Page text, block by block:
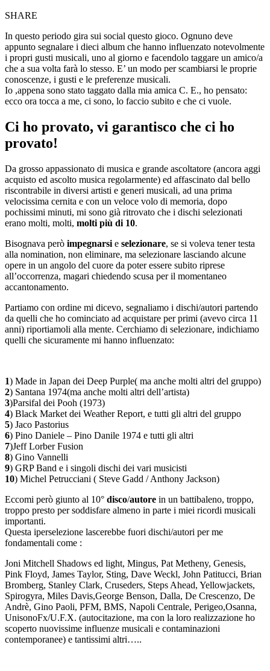
SHARE
In questo periodo gira sui social questo gioco. Ognuno deve
appunto segnalare i dieci album che hanno influenzato notevolmente
i propri gusti musicali, uno al giorno e facendolo taggare un amico/a
che a sua volta farà lo stesso. E’ un modo per scambiarsi le proprie
conoscenze, i gusti e le preferenze musicali.
Io ,appena sono stato taggato dalla mia amica C. E., ho pensato:
ecco ora tocca a me, ci sono, lo faccio subito e che ci vuole.
Ci ho provato, vi garantisco che ci ho
provato!
Da grosso appassionato di musica e grande ascoltatore (ancora aggi
acquisto ed ascolto musica regolarmente) ed affascinato dal bello
riscontrabile in diversi artisti e generi musicali, ad una prima
velocissima cernita e con un veloce volo di memoria, dopo
pochissimi minuti, mi sono già ritrovato che i dischi selezionati
erano molti, molti, molti più di 10.
Bisognava però impegnarsi e selezionare, se si voleva tener testa
alla nomination, non eliminare, ma selezionare lasciando alcune
opere in un angolo del cuore da poter essere subito riprese
all’occorrenza, magari chiedendo scusa per il momentaneo
accantonamento.
Partiamo con ordine mi dicevo, segnaliamo i dischi/autori partendo
da quelli che ho cominciato ad acquistare per primi (avevo circa 11
anni) riportiamoli alla mente. Cerchiamo di selezionare, indichiamo
quelli che sicuramente mi hanno influenzato:
1) Made in Japan dei Deep Purple( ma anche molti altri del gruppo)
2) Santana 1974(ma anche molti altri dell’artista)
3)Parsifal dei Pooh (1973)
4) Black Market dei Weather Report, e tutti gli altri del gruppo
5) Jaco Pastorius
6) Pino Daniele – Pino Danile 1974 e tutti gli altri
7)Jeff Lorber Fusion
8) Gino Vannelli
9) GRP Band e i singoli dischi dei vari musicisti
10) Michel Petrucciani ( Steve Gadd / Anthony Jackson)
Eccomi però giunto al 10° disco/autore in un battibaleno, troppo,
troppo presto per soddisfare almeno in parte i miei ricordi musicali
importanti.
Questa iperselezione lascerebbe fuori dischi/autori per me
fondamentali come :
Joni Mitchell Shadows ed light, Mingus, Pat Metheny, Genesis,
Pink Floyd, James Taylor, Sting, Dave Weckl, John Patitucci, Brian
Bromberg, Stanley Clark, Cruseders, Steps Ahead, Yellowjackets,
Spirogyra, Miles Davis,George Benson, Dalla, De Crescenzo, De
Andrè, Gino Paoli, PFM, BMS, Napoli Centrale, Perigeo,Osanna,
UnisonoFx/U.F.X. (autocitazione, ma con la loro realizzazione ho
scoperto nuovissime influenze musicali e contaminazioni
contemporanee) e tantissimi altri…..